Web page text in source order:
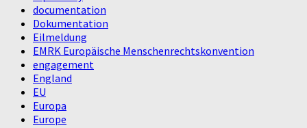
documentation
Dokumentation
Eilmeldung
EMRK Europäische Menschenrechtskonvention
engagement
England
EU
Europa
Europe